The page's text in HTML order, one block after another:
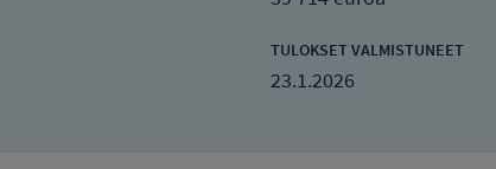
TULOKSET VALMISTUNEET
23.1.2026